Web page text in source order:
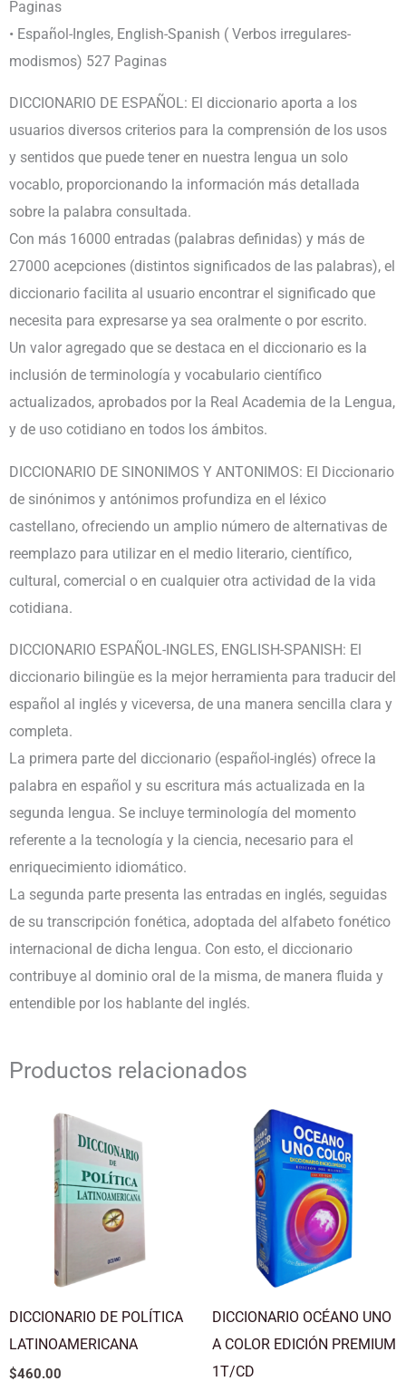
Paginas
• Español-Ingles, English-Spanish ( Verbos irregulares-
modismos) 527 Paginas
DICCIONARIO DE ESPAÑOL: El diccionario aporta a los
usuarios diversos criterios para la comprensión de los usos
y sentidos que puede tener en nuestra lengua un solo
vocablo, proporcionando la información más detallada
sobre la palabra consultada.
Con más 16000 entradas (palabras definidas) y más de
27000 acepciones (distintos significados de las palabras), el
diccionario facilita al usuario encontrar el significado que
necesita para expresarse ya sea oralmente o por escrito.
Un valor agregado que se destaca en el diccionario es la
inclusión de terminología y vocabulario científico
actualizados, aprobados por la Real Academia de la Lengua,
y de uso cotidiano en todos los ámbitos.
DICCIONARIO DE SINONIMOS Y ANTONIMOS: El Diccionario
de sinónimos y antónimos profundiza en el léxico
castellano, ofreciendo un amplio número de alternativas de
reemplazo para utilizar en el medio literario, científico,
cultural, comercial o en cualquier otra actividad de la vida
cotidiana.
DICCIONARIO ESPAÑOL-INGLES, ENGLISH-SPANISH: El
diccionario bilingüe es la mejor herramienta para traducir del
español al inglés y viceversa, de una manera sencilla clara y
completa.
La primera parte del diccionario (español-inglés) ofrece la
palabra en español y su escritura más actualizada en la
segunda lengua. Se incluye terminología del momento
referente a la tecnología y la ciencia, necesario para el
enriquecimiento idiomático.
La segunda parte presenta las entradas en inglés, seguidas
de su transcripción fonética, adoptada del alfabeto fonético
internacional de dicha lengua. Con esto, el diccionario
contribuye al dominio oral de la misma, de manera fluida y
entendible por los hablante del inglés.
Productos relacionados
DICCIONARIO DE POLÍTICA
LATINOAMERICANA
$460.00
DICCIONARIO OCÉANO UNO
A COLOR EDICIÓN PREMIUM
1T/CD